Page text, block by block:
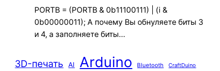
PORTB = (PORTB & 0b11100111) | (i &
0b00000011); А почему Вы обнуляете биты 3
и 4, а заполняете биты…
3D-печать AI Arduino Bluetooth CraftDuino